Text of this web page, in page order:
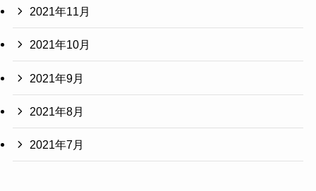
2021年11月
2021年10月
2021年9月
2021年8月
2021年7月